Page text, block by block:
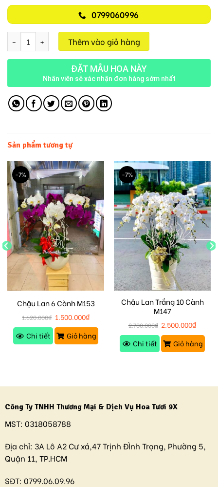
0799060996
Lan Hồ Điệp M710 số lượngThêm vào giỏ hàng
ĐẶT MẪU HOA NÀY
Nhân viên sẽ xác nhận đơn hàng sớm nhất
Sản phẩm tương tự
-7%
Chậu Lan 6 Cành M153
1.620.000₫ 1.500.000₫
Chi tiết
Giỏ hàng
-7%
Chậu Lan Trắng 10 Cành
M147
2.700.000₫ 2.500.000₫
Chi tiết
Giỏ hàng
Công Ty TNHH Thương Mại & Dịch Vụ Hoa Tươi 9X
MST: 0318058788
Địa chỉ: 3A Lô A2 Cư xá,47 Trịnh ĐÌnh Trọng, Phường 5,
Quận 11, TP.HCM
SĐT: 0799.06.09.96